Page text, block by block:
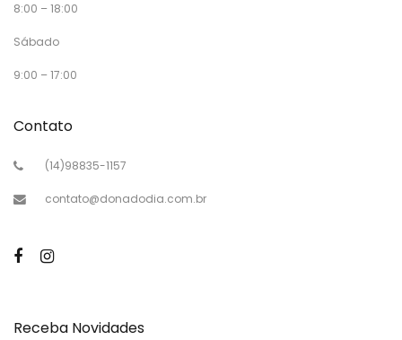
8:00 – 18:00
Sábado
9:00 – 17:00
Contato
(14)98835-1157
contato@donadodia.com.br
Receba Novidades